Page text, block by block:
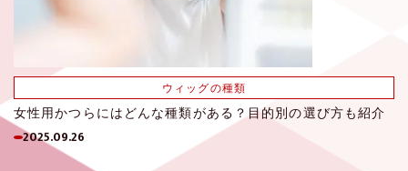
ウィッグの種類
女性用かつらにはどんな種類がある？目的別の選び方も紹介
2025.09.26